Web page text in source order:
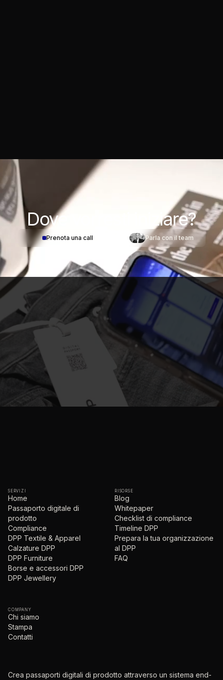
Dove vorresti iniziare?
Prenota una call Parla con il team
SERVIZI
Home
Passaporto digitale di
prodotto
Compliance
DPP Textile & Apparel
Calzature DPP
DPP Furniture
Borse e accessori DPP
DPP Jewellery
RISORSE
Blog
Whitepaper
Checklist di compliance
Timeline DPP
Prepara la tua organizzazione
al DPP
FAQ
COMPANY
Chi siamo
Stampa
Contatti
Crea passaporti digitali di prodotto attraverso un sistema end-